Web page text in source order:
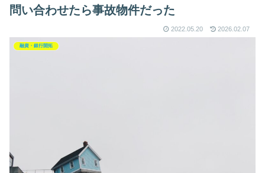
問い合わせたら事故物件だった
2022.05.20 2026.02.07
融資・銀行開拓